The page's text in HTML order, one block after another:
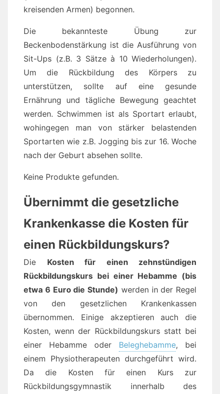
kreisenden Armen) begonnen.
Die bekannteste Übung zur
Beckenbodenstärkung ist die Ausführung von
Sit-Ups (z.B. 3 Sätze à 10 Wiederholungen).
Um die Rückbildung des Körpers zu
unterstützen, sollte auf eine gesunde
Ernährung und tägliche Bewegung geachtet
werden. Schwimmen ist als Sportart erlaubt,
wohingegen man von stärker belastenden
Sportarten wie z.B. Jogging bis zur 16. Woche
nach der Geburt absehen sollte.
Keine Produkte gefunden.
Übernimmt die gesetzliche
Krankenkasse die Kosten für
einen Rückbildungskurs?
Die Kosten für einen zehnstündigen
Rückbildungskurs bei einer Hebamme (bis
etwa 6 Euro die Stunde) werden in der Regel
von den gesetzlichen Krankenkassen
übernommen. Einige akzeptieren auch die
Kosten, wenn der Rückbildungskurs statt bei
einer Hebamme oder Beleghebamme, bei
einem Physiotherapeuten durchgeführt wird.
Da die Kosten für einen Kurs zur
Rückbildungsgymnastik innerhalb des